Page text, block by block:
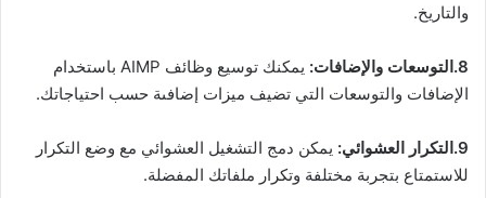
والتاريخ.
8.التوسعات والإضافات:
يمكنك توسيع وظائف AIMP باستخدام
الإضافات والتوسعات التي تضيف ميزات إضافىة حسب احتياجاتك.
9.التكرار العشوائي:
يمكن دمج التشغيل العشوائي مع وضع التكرار
للاستمتاع بتجربة مختلفة وتكرار ملفاتك المفضلة.